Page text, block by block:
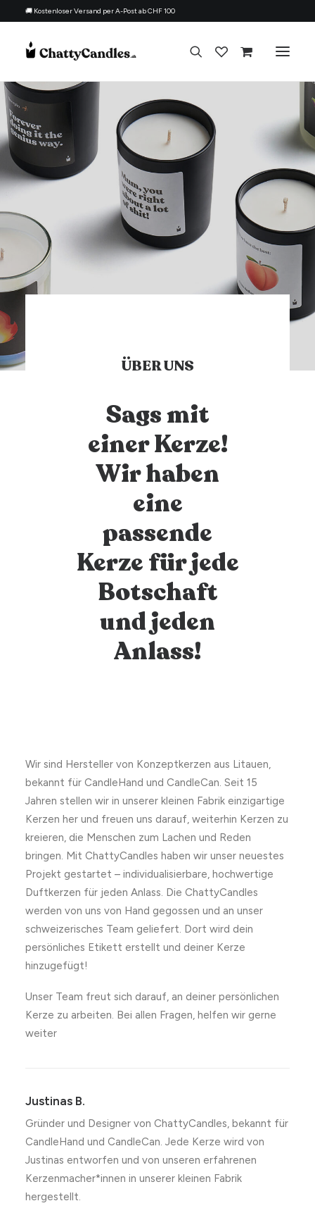
🚚 Kostenloser Versand per A-Post ab CHF 100
Alle Kerzen
Nach Anlass
Geschenk für
Nachfüllset
Über uns
Kontakt
Deutsch
ÜBER UNS
Sags mit
einer Kerze!
Wir haben
eine
passende
Kerze für jede
Botschaft
und jeden
Anlass!
Wir sind Hersteller von Konzeptkerzen aus Litauen,
bekannt für CandleHand und CandleCan. Seit 15
Jahren stellen wir in unserer kleinen Fabrik einzigartige
Kerzen her und freuen uns darauf, weiterhin Kerzen zu
kreieren, die Menschen zum Lachen und Reden
bringen. Mit ChattyCandles haben wir unser neuestes
Projekt gestartet – individualisierbare, hochwertige
Duftkerzen für jeden Anlass. Die ChattyCandles
werden von uns von Hand gegossen und an unser
schweizerisches Team geliefert. Dort wird dein
persönliches Etikett erstellt und deiner Kerze
hinzugefügt!
Unser Team freut sich darauf, an deiner persönlichen
Kerze zu arbeiten. Bei allen Fragen, helfen wir gerne
weiter
Justinas B.
Gründer und Designer von ChattyCandles, bekannt für
CandleHand und CandleCan. Jede Kerze wird von
Justinas entworfen und von unseren erfahrenen
Kerzenmacher*innen in unserer kleinen Fabrik
hergestellt.